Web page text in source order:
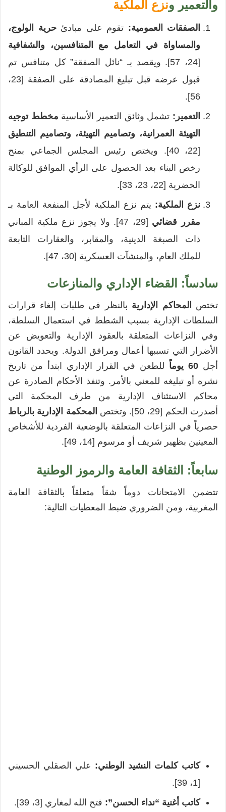
والتعمير ونزع الملكية
الصفقات العمومية: تقوم على مبادئحرية الولوج،
والمساواة في التعامل مع المتنافسين، والشفافية
[24، 57]. ويقصد بـ “نائل الصفقة” كل متنافس تم
قبول عرضه قبل تبليغ المصادقة على الصفقة [23،
56].
التعمير: تشمل وثائق التعمير الأساسية مخطط توجيه
التهيئة العمرانية، وتصاميم التهيئة، وتصاميم التنطيق
[22، 40]. ويختص رئيس المجلس الجماعي بمنح
رخص البناء بعد الحصول على الرأي الموافق للوكالة
الحضرية [22، 23، 33].
نزع الملكية: يتم نزع الملكية لأجل المنفعة العامة بـ
مقرر قضائي
[29، 47]. ولا يجوز نزع ملكية المباني
ذات الصبغة الدينية، والمقابر، والعقارات التابعة
للملك العام، والمنشآت العسكرية [30، 47].
سادساً: القضاء الإداري والمنازعات
تختص المحاكم الإدارية بالنظر في طلبات إلغاء قرارات
السلطات الإدارية بسبب الشطط في استعمال السلطة،
وفي النزاعات المتعلقة بالعقود الإدارية والتعويض عن
الأضرار التي تسببها أعمال ومرافق الدولة. ويحدد القانون
أجل 60 يوماً
للطعن في القرار الإداري ابتدأ من تاريخ
نشره أو تبليغه للمعني بالأمر. وتنفذ الأحكام الصادرة عن
محاكم الاستئناف الإدارية من طرف المحكمة التي
أصدرت الحكم [29، 50]. وتختص
المحكمة الإدارية بالرباط
حصرياً في النزاعات المتعلقة بالوضعية الفردية للأشخاص
المعينين بظهير شريف أو مرسوم [14، 49].
سابعاً: الثقافة العامة والرموز الوطنية
تتضمن الامتحانات دوماً شقاً متعلقاً بالثقافة العامة
المغربية، ومن الضروري ضبط المعطيات التالية:
كاتب كلمات النشيد الوطني: علي الصقلي الحسيني
[1، 39].
كاتب أغنية “نداء الحسن”: فتح الله لمغاري [3، 39].